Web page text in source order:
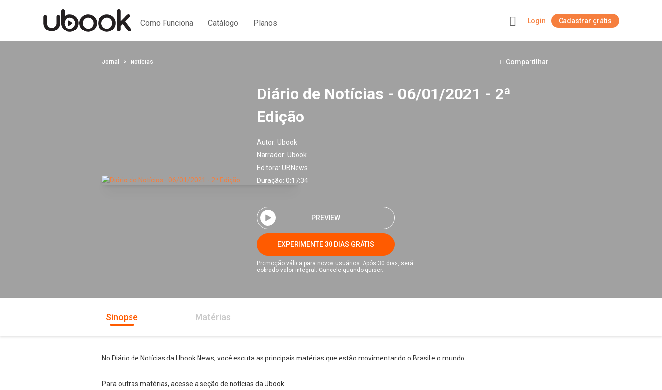
Como Funciona Catálogo Planos Login Cadastrar grátis
Jornal Notícias Compartilhar
Diário de Notícias - 06/01/2021 - 2ª
Edição
Autor: Ubook
Narrador: Ubook
Editora: UBNews
Duração: 0:17:34
PREVIEW
EXPERIMENTE 30 DIAS GRÁTIS
Promoção válida para novos usuários. Após 30 dias, será
cobrado valor integral. Cancele quando quiser.
Sinopse Matérias
No Diário de Notícias da Ubook News, você escuta as principais matérias que estão movimentando o Brasil e o mundo.
Para outras matérias, acesse a seção de notícias da Ubook.